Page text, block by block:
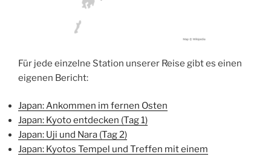
Für jede einzelne Station unserer Reise gibt es einen
eigenen Bericht:
Japan: Ankommen im fernen Osten
Japan: Kyoto entdecken (Tag 1)
Japan: Uji und Nara (Tag 2)
Japan: Kyotos Tempel und Treffen mit einem